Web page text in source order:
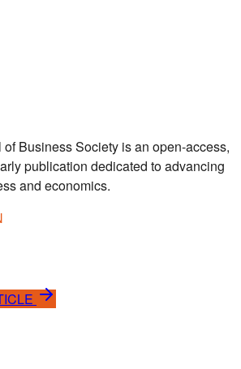
Business Society is an open-access,
publication dedicated to advancing
and economics.